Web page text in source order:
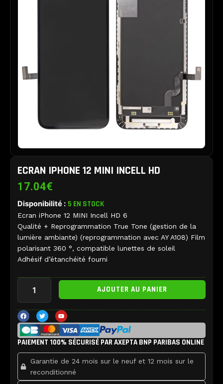
ECRAN IPHONE 12 MINI INCELL HD
17.04€
Disponibilité : 5 EN STOCK
Ecran iPhone 12 MINI Incell HD 6
Qualité + Reprogrammation True Tone (gestion de la
lumière ambiante) (reprogrammation avec AY A108) Film
polarisant 360 °, compatible lunettes de soleil
Adhésif d’étanchéité fourni
quantité
Ecran
iPhone
12
MINI
Incell
HD
AJOUTER AU PANIER
F
a
c
e
b
o
k
T
w
i
t
t
e
Y
o
u
t
u
b
PAIEMENT 100% SÉCURISÉ PAR AXEPTA BNP PARIBAS ONLINE
Garantie de 24 mois sur le neuf et 12 mois sur le
reconditionné